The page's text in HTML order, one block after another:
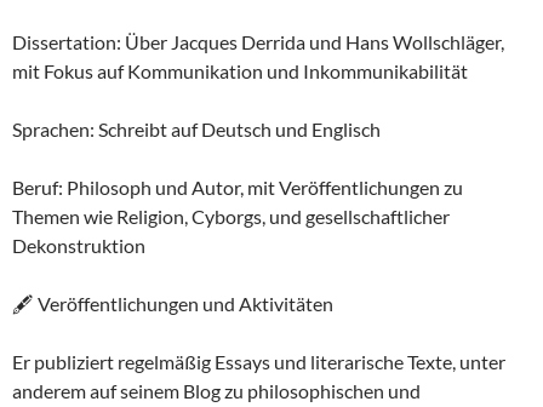
Dissertation: Über Jacques Derrida und Hans Wollschläger,
mit Fokus auf Kommunikation und Inkommunikabilität
Sprachen: Schreibt auf Deutsch und Englisch
Beruf: Philosoph und Autor, mit Veröffentlichungen zu
Themen wie Religion, Cyborgs, und gesellschaftlicher
Dekonstruktion
🖋 Veröffentlichungen und Aktivitäten
Er publiziert regelmäßig Essays und literarische Texte, unter
anderem auf seinem Blog zu philosophischen und